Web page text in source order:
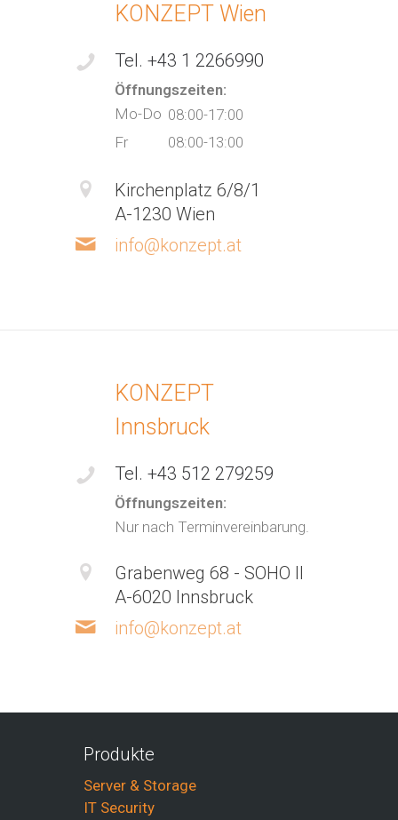
KONZEPT Wien
Tel. +43 1 2266990
Öffnungszeiten:
Mo-Do 08:00-17:00
Fr
08:00-13:00
Kirchenplatz 6/8/1
A-1230 Wien
info@konzept.at
KONZEPT
Innsbruck
Tel. +43 512 279259
Öffnungszeiten:
Nur nach Terminvereinbarung.
Grabenweg 68 - SOHO II
A-6020 Innsbruck
info@konzept.at
Produkte
Server & Storage
IT Security